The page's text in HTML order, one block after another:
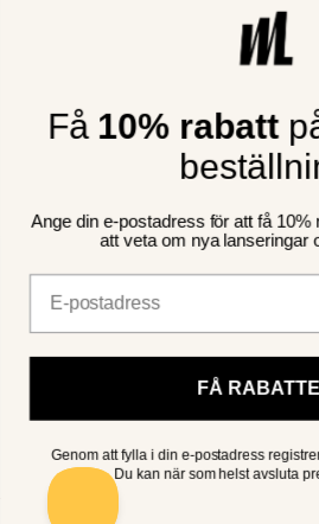
Phone
GÅ MED
Terms
Jag godkänner villkoren
Företagsinformation
TikTok
VIRAL PÅ SOCIALA
Få 10% rabatt
Ange din e-postadress för att få
att veta om nya lanseringar
FÅ
Genom att fylla i din e-postadress
Du kan när som helst avsluta